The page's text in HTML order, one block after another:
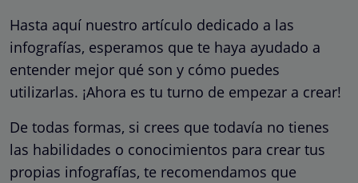
Hasta aquí nuestro artículo dedicado a las
infografías, esperamos que te haya ayudado a
entender mejor qué son y cómo puedes
utilizarlas. ¡Ahora es tu turno de empezar a crear!
De todas formas, si crees que todavía no tienes
las habilidades o conocimientos para crear tus
propias infografías, te recomendamos que